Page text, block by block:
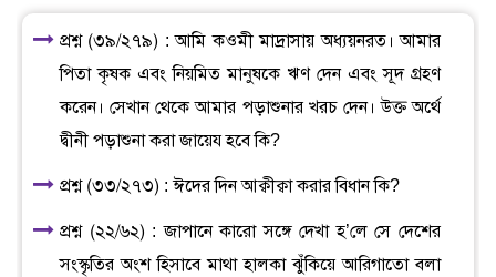
প্রশ্ন (৩৯/২৭৯) : আমি কওমী মাদ্রাসায় অধ্যয়নরত। আমার
পিতা কৃষক এবং নিয়মিত মানুষকে ঋণ দেন এবং সূদ গ্রহণ
করেন। সেখান থেকে আমার পড়াশুনার খরচ দেন। উক্ত অর্থে
দ্বীনী পড়াশুনা করা জায়েয হবে কি?
প্রশ্ন (৩৩/২৭৩) : ঈদের দিন আক্বীক্বা করার বিধান কি?
প্রশ্ন (২২/৬২) : জাপানে কারো সঙ্গে দেখা হ’লে সে দেশের
সংস্কৃতির অংশ হিসাবে মাথা হালকা ঝুঁকিয়ে আরিগাতো বলা